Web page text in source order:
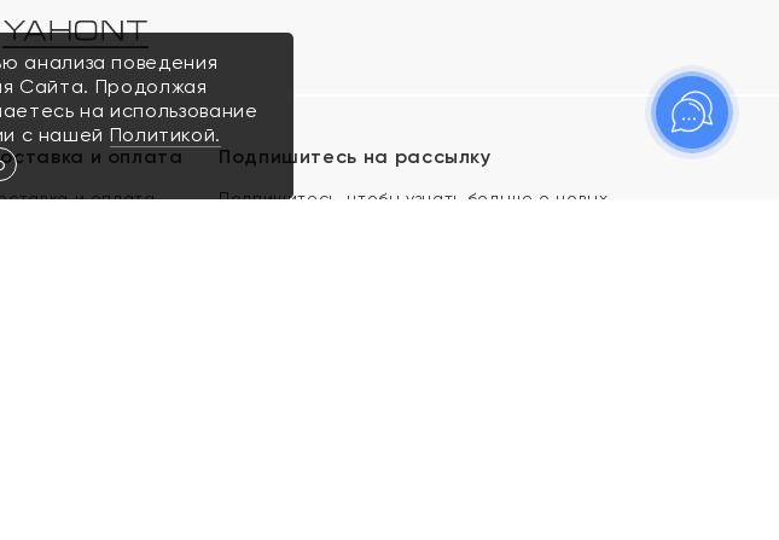
и оплата
и оплата
Подпишитесь на рассылку
Подпишитесь, чтобы узнать больше о новых
анализа поведения
Сайта. Продолжая
на использование
с нашей Политикой.